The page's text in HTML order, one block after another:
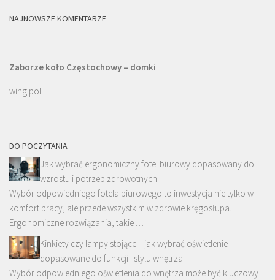
NAJNOWSZE KOMENTARZE
Zaborze koło Częstochowy – domki
wing pol
DO POCZYTANIA
Jak wybrać ergonomiczny fotel biurowy dopasowany do
wzrostu i potrzeb zdrowotnych
Wybór odpowiedniego fotela biurowego to inwestycja nie tylko w
komfort pracy, ale przede wszystkim w zdrowie kręgosłupa.
Ergonomiczne rozwiązania, takie …
Kinkiety czy lampy stojące – jak wybrać oświetlenie
dopasowane do funkcji i stylu wnętrza
Wybór odpowiedniego oświetlenia do wnętrza może być kluczowy